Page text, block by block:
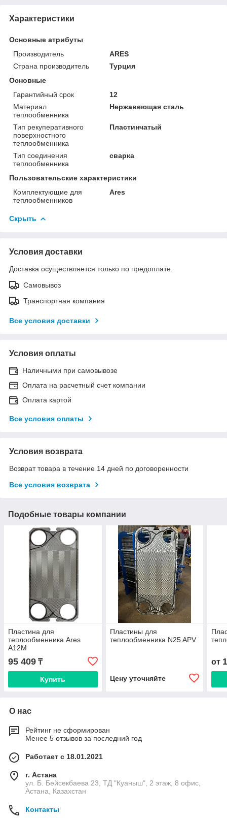
Характеристики
Основные атрибуты
Производитель
ARES
Страна производитель
Турция
Основные
Гарантийный срок
12
Материал
теплообменника
Нержавеющая сталь
Тип рекуперативного
поверхностного
теплообменника
Пластинчатый
Тип соединения
теплообменника
сварка
Пользовательские характеристики
Комплектующие для
теплообменников
Ares
Скрыть
Условия доставки
Доставка осуществляется только по предоплате.
Самовывоз
Транспортная компания
Все условия доставки
Условия оплаты
Наличными при самовывозе
Оплата на расчетный счет компании
Оплата картой
Все условия оплаты
Условия возврата
Возврат товара в течение 14 дней по договоренности
Все условия возврата
Подобные товары компании
Пластина для
теплообменника Ares
A12M
95 409 ₸
Купить
Пластины для
теплообменника N25 APV
Цену уточняйте
от
О нас
Рейтинг не сформирован
Менее 5 отзывов за последний год
Работает с 18.01.2021
г. Астана
ул. Б. Бейсекбаева 23, ТД "Куаныш", 2 этаж, 8 офис,
Астана, Казахстан
Контакты